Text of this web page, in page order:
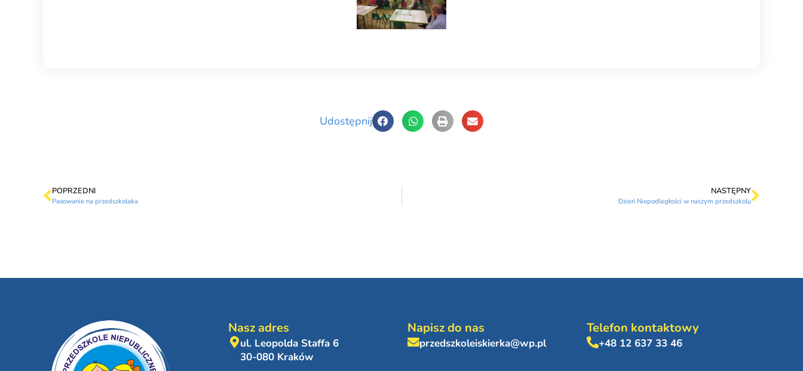
Udostępnij
POPRZEDNI
Pasowanie na przedszkolaka
NASTĘPNY
Dzień Niepodległości w naszym przedszkolu
Nasz adres
ul. Leopolda Staffa 6
30-080 Kraków
Napisz do nas
przedszkoleiskierka@wp.pl
Telefon kontaktowy
+48 12 637 33 46